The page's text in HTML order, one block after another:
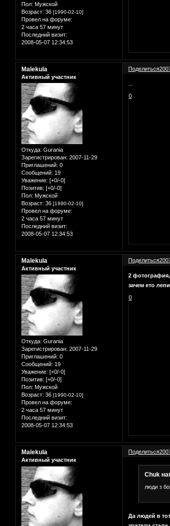
Пол: Мужской
Возраст: 36 [1990-02-10]
Провел на форуме:
2 часа 57 минут
Последний визит:
2008-05-07 12:34:53
Поделиться
Malekula
Активный участник
Откуда: Gurania
Зарегистрирован: 2007-11-29
Приглашений: 0
Сообщений: 19
Уважение: [+0/-0]
Позитив: [+0/-0]
Пол: Мужской
Возраст: 36 [1990-02-10]
Провел на форуме:
2 часа 57 минут
Последний визит:
2008-05-07 12:34:53
0
Поделиться
Malekula
Активный участник
Откуда: Gurania
Зарегистрирован: 2007-11-29
Приглашений: 0
Сообщений: 19
Уважение: [+0/-0]
Позитив: [+0/-0]
Пол: Мужской
Возраст: 36 [1990-02-10]
Провел на форуме:
2 часа 57 минут
Последний визит:
2008-05-07 12:34:53
2
зачем ето
0
Поделиться
Malekula
Активный участник
Chuk
люди з
Да людей в